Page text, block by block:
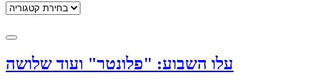
קטגוריות
עלו השבוע: "פלונטר" ועוד שלושה